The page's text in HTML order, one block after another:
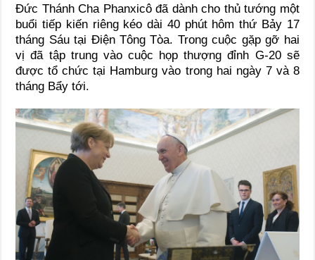
Đức Thánh Cha Phanxicô đã dành cho thủ tướng một
buổi tiếp kiến riêng kéo dài 40 phút hôm thứ Bảy 17
tháng Sáu tại Điện Tông Tòa. Trong cuộc gặp gỡ hai
vị đã tập trung vào cuộc họp thượng đỉnh G-20 sẽ
được tổ chức tại Hamburg vào trong hai ngày 7 và 8
tháng Bẩy tới.